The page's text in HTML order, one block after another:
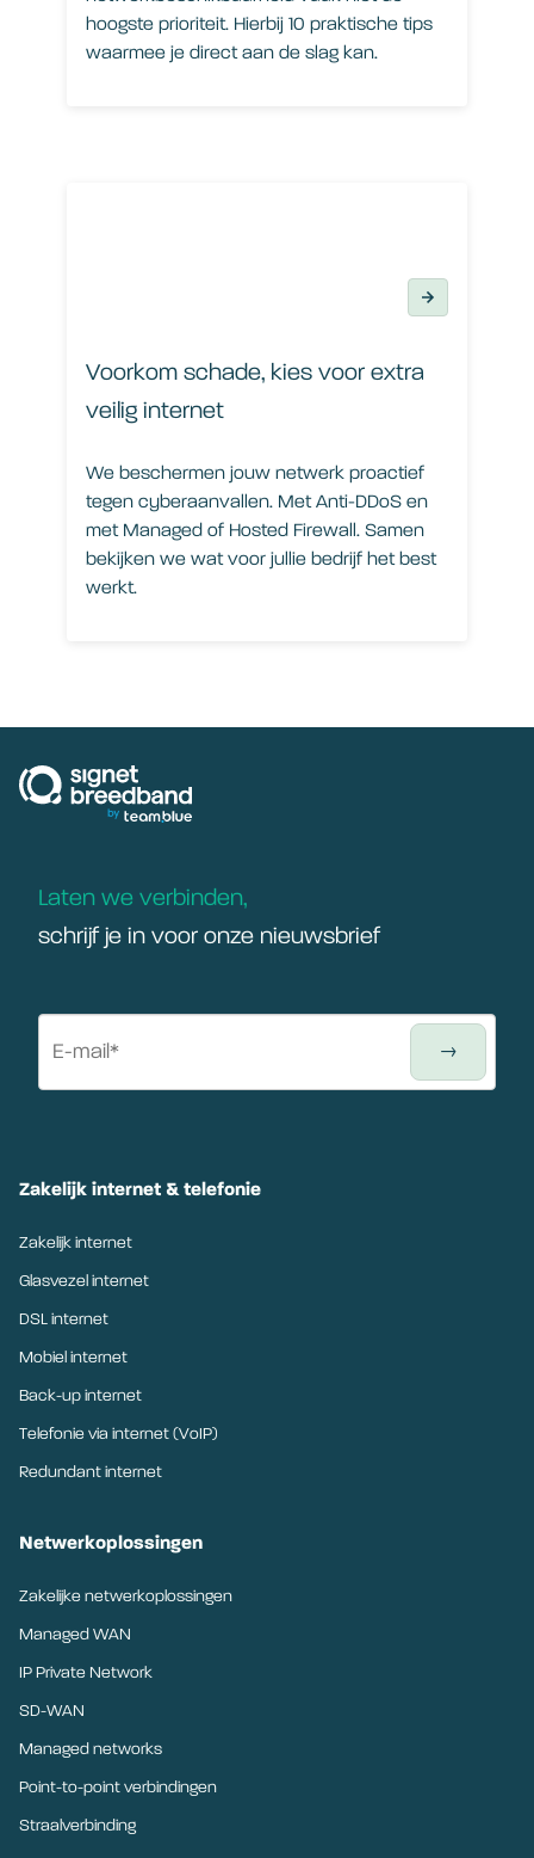
hoogste prioriteit. Hierbij 10 praktische tips
waarmee je direct aan de slag kan.
Voorkom schade, kies voor extra
veilig internet
We beschermen jouw netwerk proactief
tegen cyberaanvallen. Met Anti-DDoS en
met Managed of Hosted Firewall. Samen
bekijken we wat voor jullie bedrijf het best
werkt.
Laten we verbinden,
schrijf je in voor onze nieuwsbrief
Zakelijk internet & telefonie
Zakelijk internet
Glasvezel internet
DSL internet
Mobiel internet
Back-up internet
Telefonie via internet (VoIP)
Redundant internet
Netwerkoplossingen
Zakelijke netwerkoplossingen
Managed WAN
IP Private Network
SD-WAN
Managed networks
Point-to-point verbindingen
Straalverbinding